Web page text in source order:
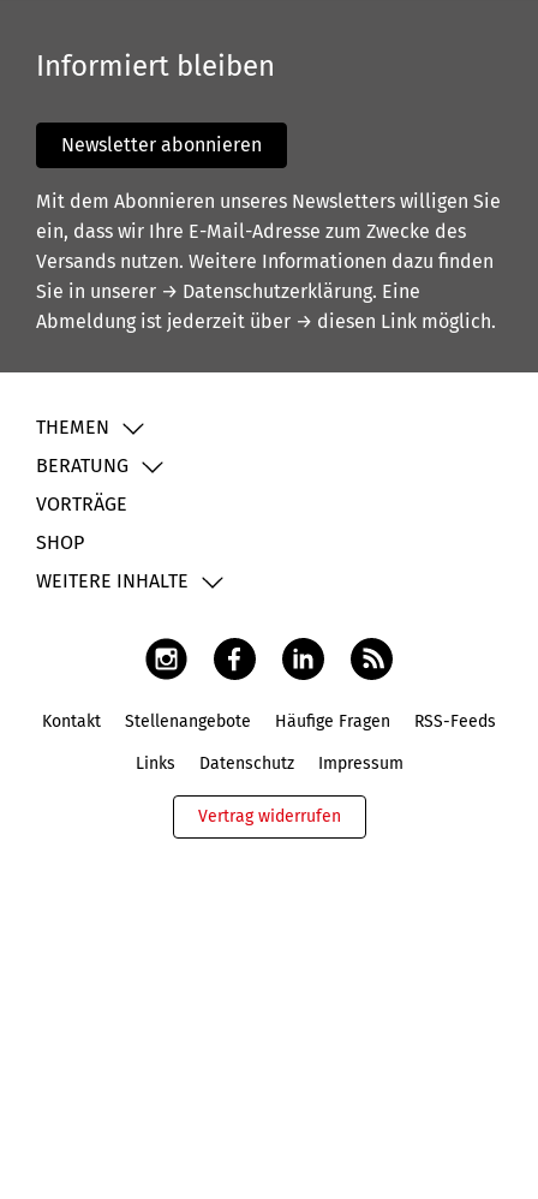
Informiert bleiben
Newsletter abonnieren
Mit dem Abonnieren unseres Newsletters willigen Sie
ein, dass wir Ihre E-Mail-Adresse zum Zwecke des
Versands nutzen. Weitere Informationen dazu finden
Sie in unserer → Datenschutzerklärung. Eine
Abmeldung ist jederzeit über → diesen Link möglich.
THEMEN
BERATUNG
VORTRÄGE
SHOP
WEITERE INHALTE
Kontakt Stellenangebote Häufige Fragen RSS-Feeds
Links Datenschutz Impressum
Vertrag widerrufen